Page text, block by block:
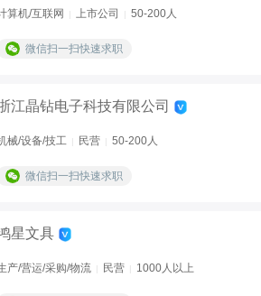
算机/互联网 上市公司 50-200人
微信扫一扫快速求职
江晶钻电子科技有限公司
械/设备/技工 民营 50-200人
微信扫一扫快速求职
星文具
产/营运/采购/物流 民营 1000人以上